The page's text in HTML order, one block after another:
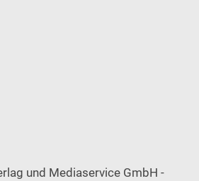
und Mediaservice GmbH -